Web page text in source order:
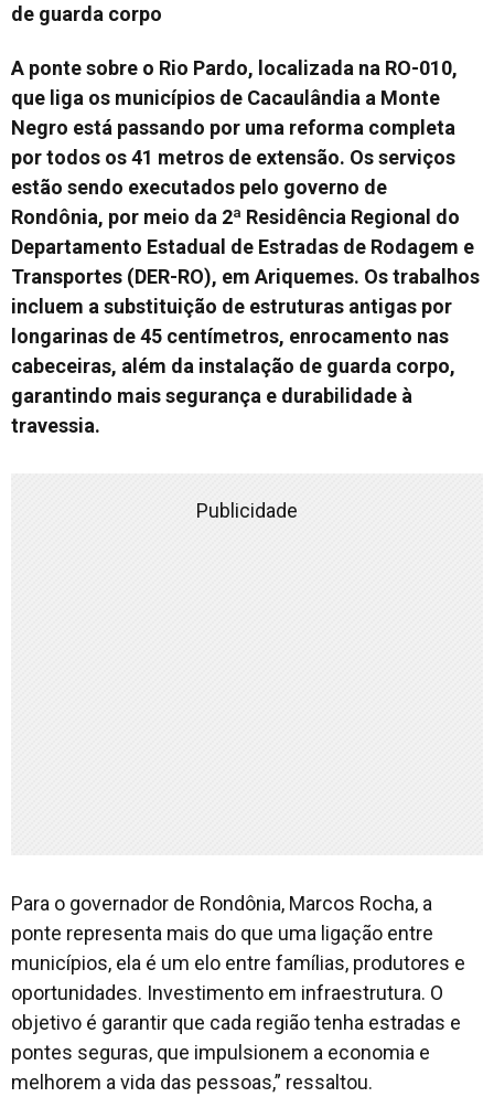
de guarda corpo
A ponte sobre o Rio Pardo, localizada na RO-010,
que liga os municípios de Cacaulândia a Monte
Negro está passando por uma reforma completa
por todos os 41 metros de extensão. Os serviços
estão sendo executados pelo governo de
Rondônia, por meio da 2ª Residência Regional do
Departamento Estadual de Estradas de Rodagem e
Transportes (DER-RO), em Ariquemes. Os trabalhos
incluem a substituição de estruturas antigas por
longarinas de 45 centímetros, enrocamento nas
cabeceiras, além da instalação de guarda corpo,
garantindo mais segurança e durabilidade à
travessia.
Publicidade
Para o governador de Rondônia, Marcos Rocha, a
ponte representa mais do que uma ligação entre
municípios, ela é um elo entre famílias, produtores e
oportunidades. Investimento em infraestrutura. O
objetivo é garantir que cada região tenha estradas e
pontes seguras, que impulsionem a economia e
melhorem a vida das pessoas,” ressaltou.